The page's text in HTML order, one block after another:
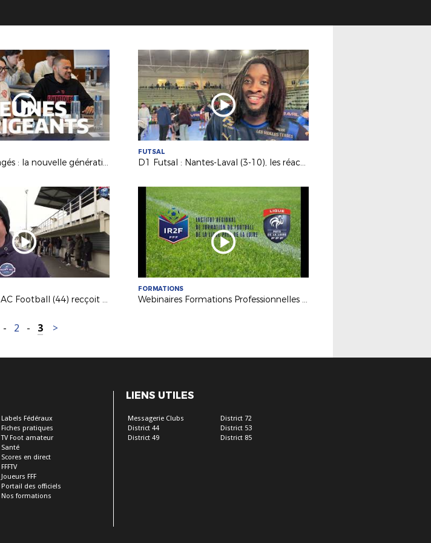
Jeunes et engagés : la nouvelle génération de dirigeants
FUTSAL
D1 Futsal : Nantes-Laval (3-10), les réactions d’après match
Quand le Nort AC Football (44) recçoit des matches du Pôle Espoirs
FORMATIONS
Webinaires Formations Professionnelles 2026-2027
- 2 - 3 >
Labels Fédéraux
Fiches pratiques
TV Foot amateur
Santé
Scores en direct
FFFTV
Joueurs FFF
Portail des officiels
Nos formations
LIENS UTILES
Messagerie Clubs
District 44
District 49
District 72
District 53
District 85